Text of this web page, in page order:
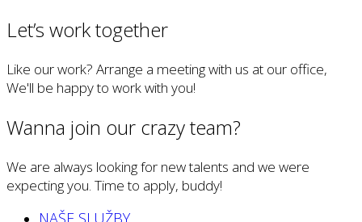
Let’s work together
Like our work? Arrange a meeting with us at our office,
We'll be happy to work with you!
Wanna join our crazy team?
We are always looking for new talents and we were
expecting you. Time to apply, buddy!
NAŠE SLUŽBY